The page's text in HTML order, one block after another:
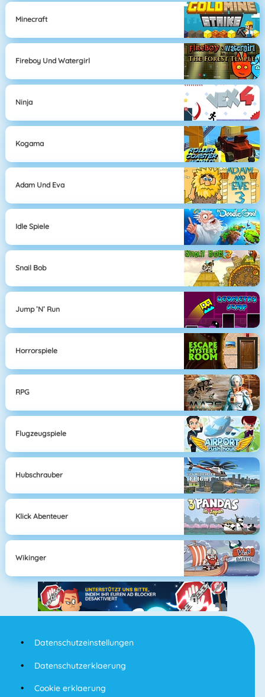
Minecraft
Fireboy Und Watergirl
Ninja
Kogama
Adam Und Eva
Idle Spiele
Snail Bob
Jump ’n’ Run
Horrorspiele
RPG
Flugzeugspiele
Hubschrauber
Klick Abenteuer
Wikinger
Datenschutzeinstellungen
Datenschutzerklaerung
Cookie erklaerung